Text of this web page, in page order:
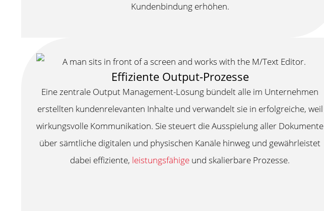
Kundenbindung erhöhen.
Effiziente Output-Prozesse
Eine zentrale Output Management-Lösung bündelt alle im Unternehmen
erstellten kundenrelevanten Inhalte und verwandelt sie in erfolgreiche, weil
wirkungsvolle Kommunikation. Sie steuert die Ausspielung aller Dokumente
über sämtliche digitalen und physischen Kanäle hinweg und gewährleistet
dabei effiziente, leistungsfähige und skalierbare Prozesse.